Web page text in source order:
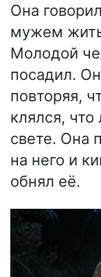
Она
мужем
Молодой
посадил.
повторяя,
клялся,
свете. Она
на него и
обнял её.